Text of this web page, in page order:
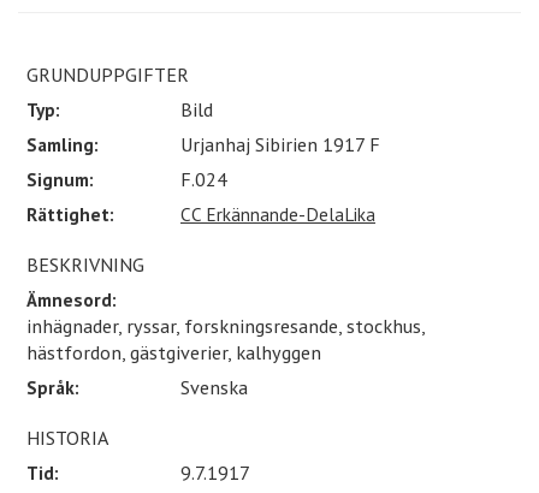
GRUNDUPPGIFTER
Typ:
Bild
Samling:
Urjanhaj Sibirien 1917 F
Signum:
F.024
Rättighet:
CC Erkännande-DelaLika
BESKRIVNING
Ämnesord:
inhägnader, ryssar, forskningsresande, stockhus,
hästfordon, gästgiverier, kalhyggen
Språk:
Svenska
HISTORIA
Tid:
9.7.1917